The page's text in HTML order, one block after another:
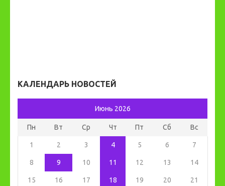
КАЛЕНДАРЬ НОВОСТЕЙ
Июнь 2026
Пн Вт Ср Чт Пт Сб Вс
1 2 3 4 5 6 7
8 9 10 11 12 13 14
15 16 17 18 19 20 21